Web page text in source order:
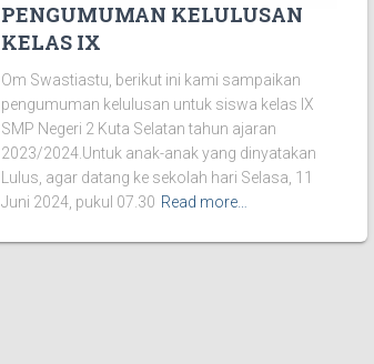
PENGUMUMAN KELULUSAN
KELAS IX
Om Swastiastu, berikut ini kami sampaikan
pengumuman kelulusan untuk siswa kelas IX
SMP Negeri 2 Kuta Selatan tahun ajaran
2023/2024.Untuk anak-anak yang dinyatakan
Lulus, agar datang ke sekolah hari Selasa, 11
Juni 2024, pukul 07.30 Read more…